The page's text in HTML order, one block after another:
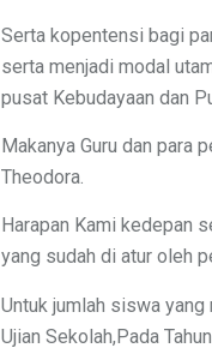
Serta kopentensi bagi
serta menjadi modal
pusat Kebudayaan dan
Makanya Guru dan para
Theodora.
Harapan Kami kedepan
yang sudah di atur oleh
Untuk jumlah siswa
Ujian Sekolah,Pada